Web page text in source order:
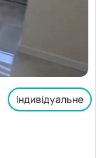
Індивідуальне